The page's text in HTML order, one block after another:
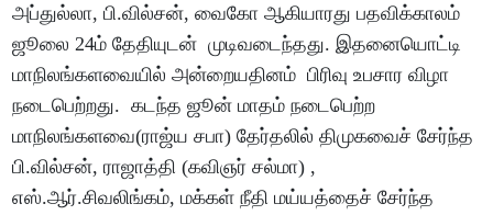
அப்துல்லா, பி.வில்சன், வைகோ ஆகியாரது பதவிக்காலம்
ஜூலை 24ம் தேதியுடன் முடிவடைந்தது. இதனையொட்டி
மாநிலங்களவையில் அன்றையதினம் பிரிவு உபசார விழா
நடைபெற்றது. கடந்த ஜூன் மாதம் நடைபெற்ற
மாநிலங்களவை(ராஜ்ய சபா) தேர்தலில் திமுகவைச் சேர்ந்த
பி.வில்சன், ராஜாத்தி (கவிஞர் சல்மா) ,
எஸ்.ஆர்.சிவலிங்கம், மக்கள் நீதி மய்யத்தைச் சேர்ந்த